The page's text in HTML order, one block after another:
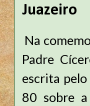
Juazeiro
Na
Padre
escrita
80 sobre